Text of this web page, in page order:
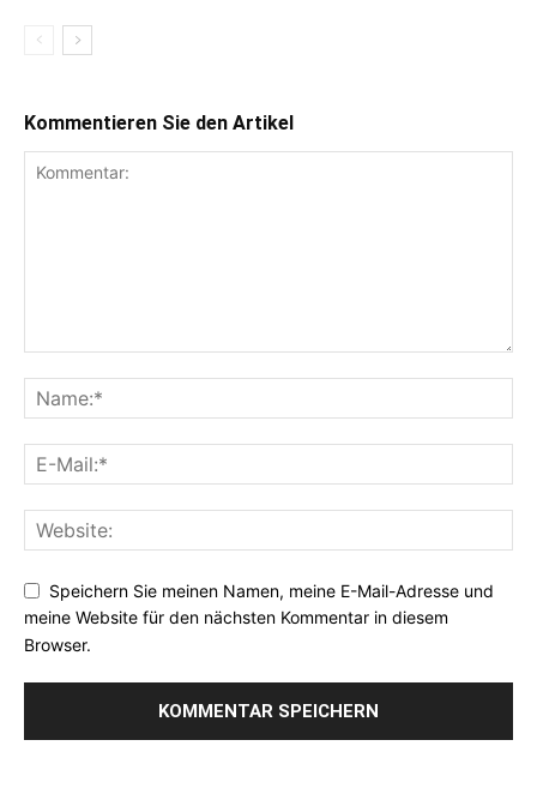
Kommentieren Sie den Artikel
Speichern Sie meinen Namen, meine E-Mail-Adresse und
meine Website für den nächsten Kommentar in diesem
Browser.